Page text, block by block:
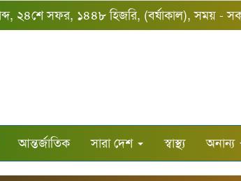
২৪শে সফর, ১৪৪৮ হিজরি, (বর্ষাকাল), সময় -
আন্তর্জাতিক সারা দেশ স্বাস্থ্য অনান্য